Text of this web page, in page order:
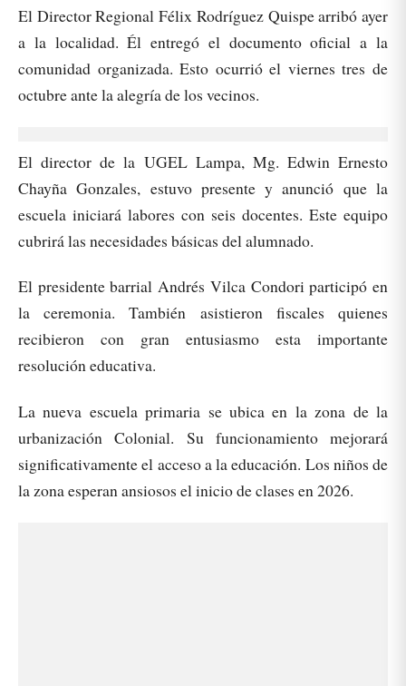
El Director Regional Félix Rodríguez Quispe arribó ayer
a la localidad. Él entregó el documento oficial a la
comunidad organizada. Esto ocurrió el viernes tres de
octubre ante la alegría de los vecinos.
El director de la UGEL Lampa, Mg. Edwin Ernesto
Chayña Gonzales, estuvo presente y anunció que la
escuela iniciará labores con seis docentes. Este equipo
cubrirá las necesidades básicas del alumnado.
El presidente barrial Andrés Vilca Condori participó en
la ceremonia. También asistieron fiscales quienes
recibieron con gran entusiasmo esta importante
resolución educativa.
La nueva escuela primaria se ubica en la zona de la
urbanización Colonial. Su funcionamiento mejorará
significativamente el acceso a la educación. Los niños de
la zona esperan ansiosos el inicio de clases en 2026.